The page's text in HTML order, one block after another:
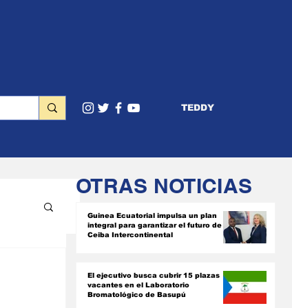
TEDDY
OTRAS NOTICIAS
Guinea Ecuatorial impulsa un plan
integral para garantizar el futuro de
Ceiba Intercontinental
El ejecutivo busca cubrir 15 plazas
vacantes en el Laboratorio
Bromatológico de Basupú